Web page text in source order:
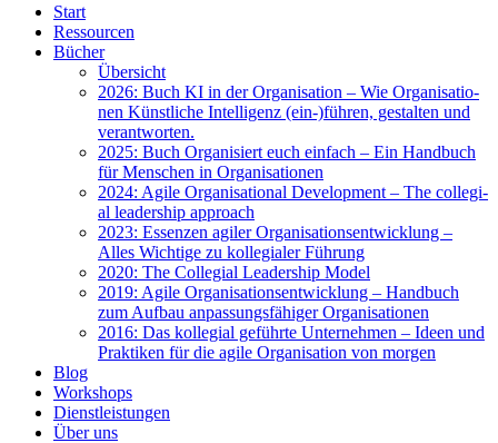
Start
Res­sour­cen
Bücher
Über­sicht
2026: Buch KI in der Orga­ni­sa­ti­on – Wie Orga­ni­sa­tio­
nen Künst­li­che Intel­li­genz (ein-)führen, gestal­ten und
ver­ant­wor­ten.
2025: Buch Orga­ni­siert euch ein­fach – Ein Hand­buch
für Men­schen in Orga­ni­sa­tio­nen
2024: Agi­le Orga­ni­sa­tio­nal Deve­lo­p­ment – The col­le­gi­
al lea­der­ship approach
2023: Essen­zen agi­ler Orga­ni­sa­ti­ons­ent­wick­lung –
Alles Wich­ti­ge zu kol­le­gia­ler Füh­rung
2020: The Col­le­gi­al Lea­der­ship Model
2019: Agi­le Orga­ni­sa­ti­ons­ent­wick­lung – Hand­buch
zum Auf­bau anpas­sungs­fä­hi­ger Orga­ni­sa­tio­nen
2016: Das kol­le­gi­al geführ­te Unter­neh­men – Ideen und
Prak­ti­ken für die agi­le Orga­ni­sa­ti­on von mor­gen
Blog
Work­shops
Dienst­leis­tun­gen
Über uns